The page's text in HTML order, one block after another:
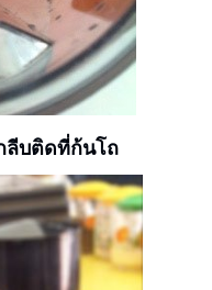
ลีบติดที่ก้นโถ